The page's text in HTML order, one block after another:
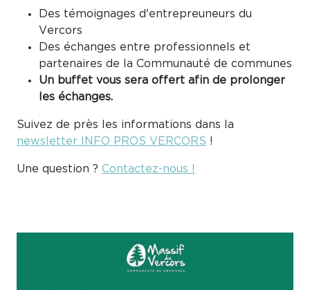
Des témoignages d'entrepreuneurs du
Vercors
Des échanges entre professionnels et
partenaires de la Communauté de communes
Un buffet vous sera offert afin de prolonger
les échanges.
Suivez de près les informations dans la
newsletter INFO PROS VERCORS !
Une question ? Contactez-nous !